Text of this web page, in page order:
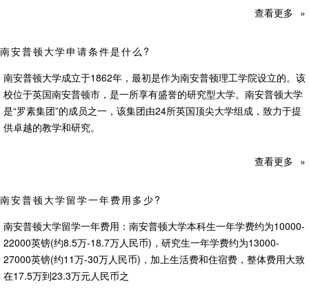
查看更多 »
南安普顿大学申请条件是什么?
南安普顿大学成立于1862年，最初是作为南安普顿理工学院设立的。该
校位于英国南安普顿市，是一所享有盛誉的研究型大学。南安普顿大学
是“罗素集团”的成员之一，该集团由24所英国顶尖大学组成，致力于提
供卓越的教学和研究。
查看更多 »
南安普顿大学留学一年费用多少?
南安普顿大学留学一年费用：南安普顿大学本科生一年学费约为10000-
22000英镑(约8.5万-18.7万人民币)，研究生一年学费约为13000-
27000英镑(约11万-30万人民币)，加上生活费和住宿费，整体费用大致
在17.5万到23.3万元人民币之